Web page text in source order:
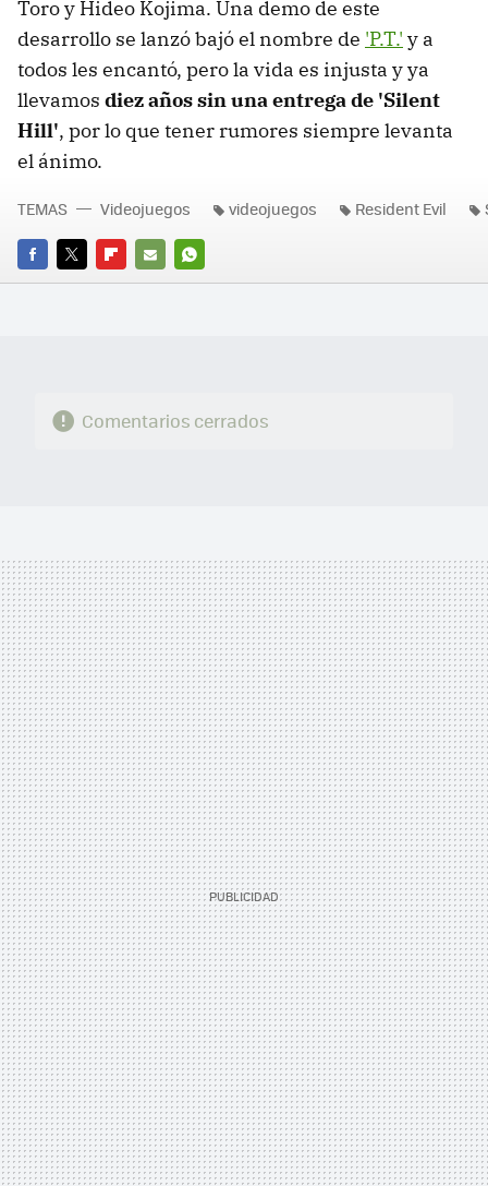
Toro y Hideo Kojima. Una demo de este
desarrollo se lanzó bajó el nombre de 'P.T.' y a
todos les encantó, pero la vida es injusta y ya
llevamos diez años sin una entrega de 'Silent
Hill', por lo que tener rumores siempre levanta
el ánimo.
FACEBOOK
TWITTERFLIPBOARD
E-
WHATSAPP
TEMAS Videojuegos videojuegos Resident Evil
Comentarios cerrados